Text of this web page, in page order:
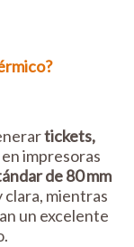
?
tickets,
impresoras
de 80 mm
clara, mientras
un excelente